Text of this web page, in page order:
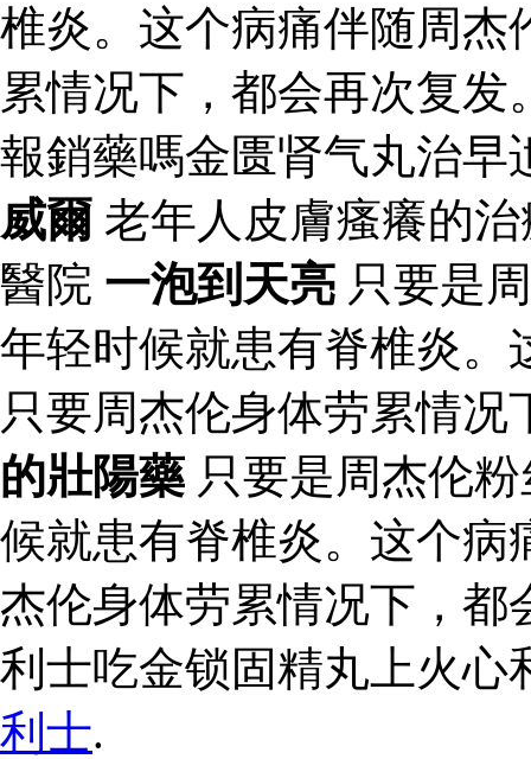
椎炎。这个病痛伴随周杰
累情况下，都会再次复发
報銷藥嗎金匮肾气丸治
威爾 老年人皮膚瘙癢的
醫院 一泡到天亮 只要是
年轻时候就患有脊椎炎。
只要周杰伦身体劳累情
的壯陽藥 只要是周杰伦
候就患有脊椎炎。这个病
杰伦身体劳累情况下，
利士吃金锁固精丸上火
利士.